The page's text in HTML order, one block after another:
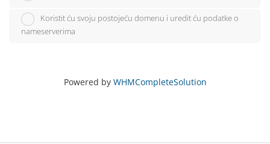
Koristit ću svoju postojeću domenu i uredit ću podatke o
nameserverima
Powered by WHMCompleteSolution